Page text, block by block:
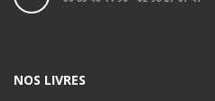
NOS LIVRES